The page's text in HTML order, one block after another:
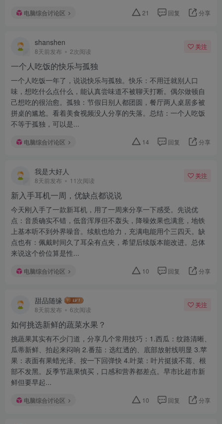
电脑综合讨论区 21 回复 分享
shanshen
8天前发布 2次阅读
关注
一个人吃饭的快乐与孤独
一个人吃饭一年了，说说快乐与孤独。快乐：不用迁就别人口
味，想吃什么点什么，能认真尝味道不被聊天打断。偶尔做顿自
己想吃的很治愈。孤独：节假日别人都团圆，餐厅两人桌居多被
拼桌的尴尬。看着美食视频没人分享的失落。总结：一个人吃饭
不等于孤独，可以是...
电脑综合讨论区 14 回复 分享
我是大好人
8天前发布 11次阅读
关注
新入手耳机一周，优缺点都说说
今天刚入手了一款新耳机，用了一周来分享一下感受。先说优
点：音质确实不错，低音浑厚但不轰头，降噪效果也满意，地铁
上基本听不到外界噪音。续航也给力，充满电能用个三四天。缺
点也有：佩戴时间久了耳朵有点夹，希望后续版本能改进。总体
来说这个价位算是性...
电脑综合讨论区 10 回复 分享
甜品随缘
8天前发布 6次阅读
关注
如何挑选新鲜的蔬菜水果？
挑蔬果其实有不少门道，分享几个常用技巧：1.西瓜：纹路清晰、
瓜蒂新鲜、拍起来闷响 2.番茄：选红透的、底部放射线明显 3.苹
果：表面有果蜡光泽、按一下回弹快 4.叶菜：叶片挺拔不蔫、根
部不发黑。反季节蔬果慎买，口感和营养都差点。早市比超市新
鲜但要早起...
电脑综合讨论区 10 回复 分享